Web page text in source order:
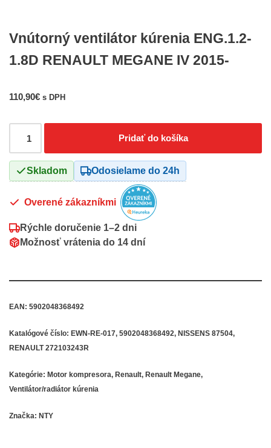
Vnútorný ventilátor kúrenia ENG.1.2-
1.8D RENAULT MEGANE IV 2015-
110,90€ s DPH
Pridať do košíka
Skladom Odosielame do 24h
Overené zákazníkmi
Rýchle doručenie 1–2 dni
Možnosť vrátenia do 14 dní
EAN: 5902048368492
Katalógové číslo: EWN-RE-017, 5902048368492, NISSENS 87504,
RENAULT 272103243R
Kategórie: Motor kompresora, Renault, Renault Megane,
Ventilátor/radiátor kúrenia
Značka: NTY